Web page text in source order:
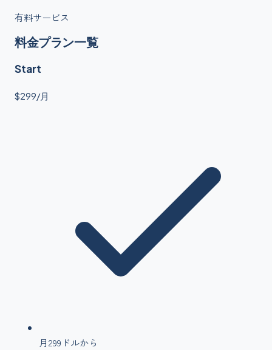
有料サービス
料金プラン一覧
Start
$299/月
月299ドルから